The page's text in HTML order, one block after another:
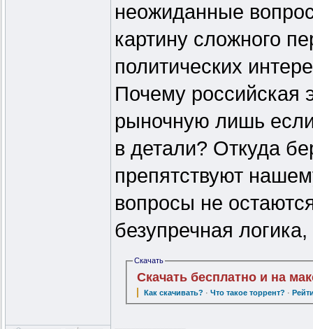
неожиданные
картину сложного
политических
Почему российская
рыночную лишь
в детали? Откуда
препятствуют
вопросы не
безупречная
Скачать
Скачать бесплатно и на
Как скачивать? ·Что такое торрент? ·